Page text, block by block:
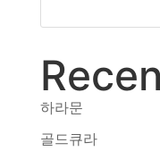
동영
동영
웹사
하라문
골드큐라